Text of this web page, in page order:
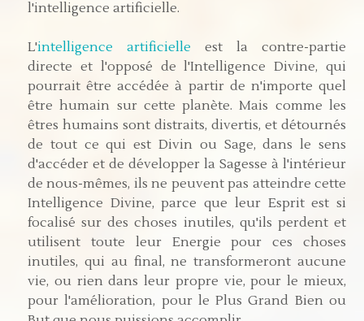
l'intelligence artificielle.
L'intelligence artificielle est la contre-partie
directe et l'opposé de l'Intelligence Divine, qui
pourrait être accédée à partir de n'importe quel
être humain sur cette planète. Mais comme les
êtres humains sont distraits, divertis, et détournés
de tout ce qui est Divin ou Sage, dans le sens
d'accéder et de développer la Sagesse à l'intérieur
de nous-mêmes, ils ne peuvent pas atteindre cette
Intelligence Divine, parce que leur Esprit est si
focalisé sur des choses inutiles, qu'ils perdent et
utilisent toute leur Energie pour ces choses
inutiles, qui au final, ne transformeront aucune
vie, ou rien dans leur propre vie, pour le mieux,
pour l'amélioration, pour le Plus Grand Bien ou